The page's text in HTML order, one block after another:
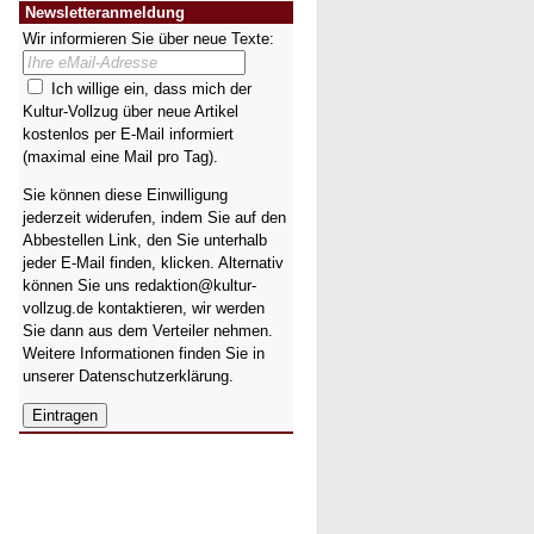
Newsletteranmeldung
Wir informieren Sie über neue Texte:
Ich willige ein, dass mich der
Kultur-Vollzug über neue Artikel
kostenlos per E-Mail informiert
(maximal eine Mail pro Tag).
Sie können diese Einwilligung
jederzeit widerufen, indem Sie auf den
Abbestellen Link, den Sie unterhalb
jeder E-Mail finden, klicken. Alternativ
können Sie uns redaktion@kultur-
vollzug.de kontaktieren, wir werden
Sie dann aus dem Verteiler nehmen.
Weitere Informationen finden Sie in
unserer Datenschutzerklärung.